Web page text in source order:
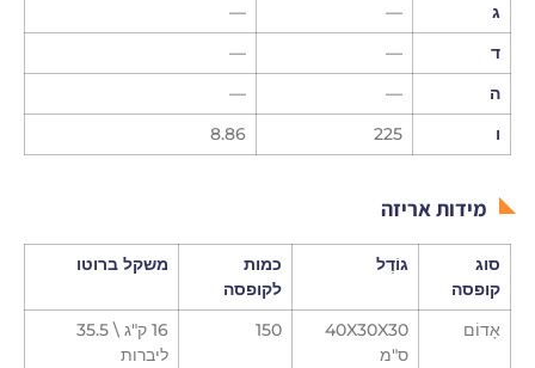
ג
—
—
ד
—
—
ה
—
—
ו
225
8.86
מידות אריזה
סוג
קופסה
גוֹדֶל
כמות
לקופסה
משקל ברוטו
אָדוֹם
40X30X30
ס"מ
150
16 ק"ג \ 35.5
ליברות